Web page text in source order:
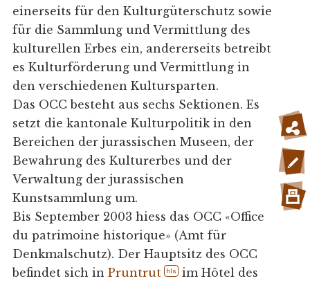
einerseits für den Kulturgüterschutz sowie
für die Sammlung und Vermittlung des
kulturellen Erbes ein, andererseits betreibt
es Kulturförderung und Vermittlung in
den verschiedenen Kultursparten.
Das OCC besteht aus sechs Sektionen. Es
setzt die kantonale Kulturpolitik in den
Bereichen der jurassischen Museen, der
Bewahrung des Kulturerbes und der
Verwaltung der jurassischen
Kunstsammlung um.
Bis September 2003 hiess das OCC «Office
du patrimoine historique» (Amt für
Denkmalschutz). Der Hauptsitz des OCC
befindet sich in Pruntrut hls im Hôtel des